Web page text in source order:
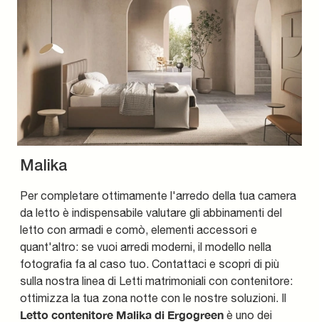
Malika
Per completare ottimamente l'arredo della tua camera
da letto è indispensabile valutare gli abbinamenti del
letto con armadi e comò, elementi accessori e
quant'altro: se vuoi arredi moderni, il modello nella
fotografia fa al caso tuo. Contattaci e scopri di più
sulla nostra linea di Letti matrimoniali con contenitore:
ottimizza la tua zona notte con le nostre soluzioni. Il
Letto contenitore Malika di Ergogreen è uno dei